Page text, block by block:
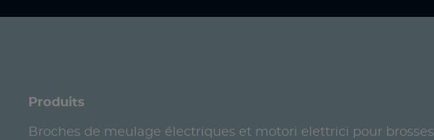
Produits
Broches de meulage électriques et motori elettrici pour brosses